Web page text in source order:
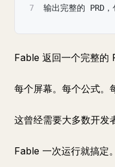
7
输出完整的 PRD
Fable 返回一个完整的
每个屏幕。每个公式。
这曾经需要大多数开发
Fable 一次运行就搞定。